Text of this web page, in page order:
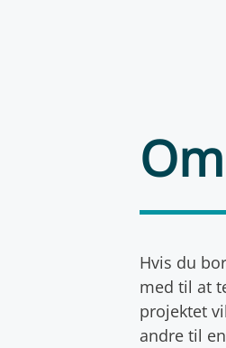
Hvis du
med til at
projektet
andre til